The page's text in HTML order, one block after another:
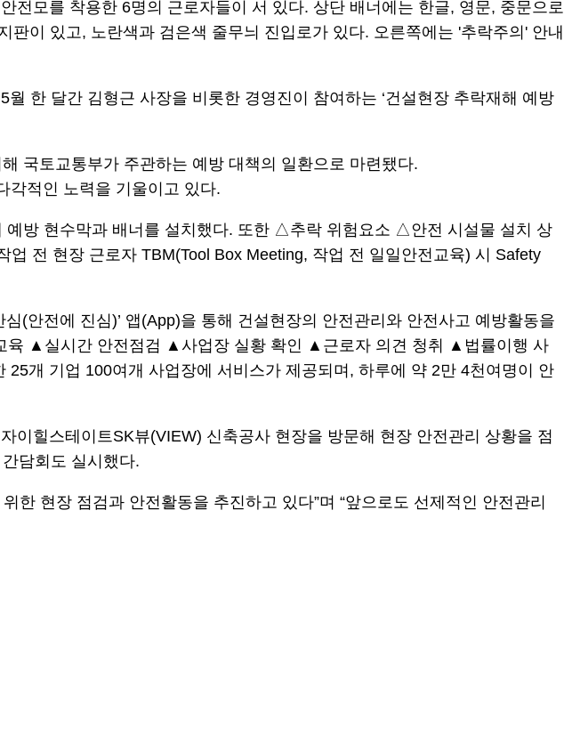
한 달간 김형근 사장을 비롯한 경영진이 참여하는 ‘건설현장 추락재해 예방
국토교통부가 주관하는 예방 대책의 일환으로 마련됐다.
각적인 노력을 기울이고 있다.
방 현수막과 배너를 설치했다. 또한 △추락 위험요소 △안전 시설물 설치 상
전 현장 근로자 TBM(Tool Box Meeting, 작업 전 일일안전교육) 시 Safety
(안전에 진심)’ 앱(App)을 통해 건설현장의 안전관리와 안전사고 예방활동을
육 ▲실시간 안전점검 ▲사업장 실황 확인 ▲근로자 의견 청취 ▲법률이행 사
개 기업 100여개 사업장에 서비스가 제공되며, 하루에 약 2만 4천여명이 안
이힐스테이트SK뷰(VIEW) 신축공사 현장을 방문해 현장 안전관리 상황을 점
담회도 실시했다.
현장 점검과 안전활동을 추진하고 있다”며 “앞으로도 선제적인 안전관리